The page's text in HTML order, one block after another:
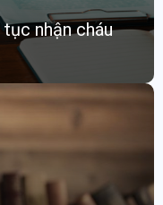
nhận cháu